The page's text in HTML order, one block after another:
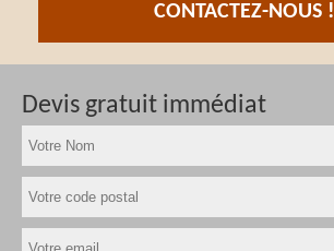
CONTACTEZ-NOUS !
Devis gratuit immédiat